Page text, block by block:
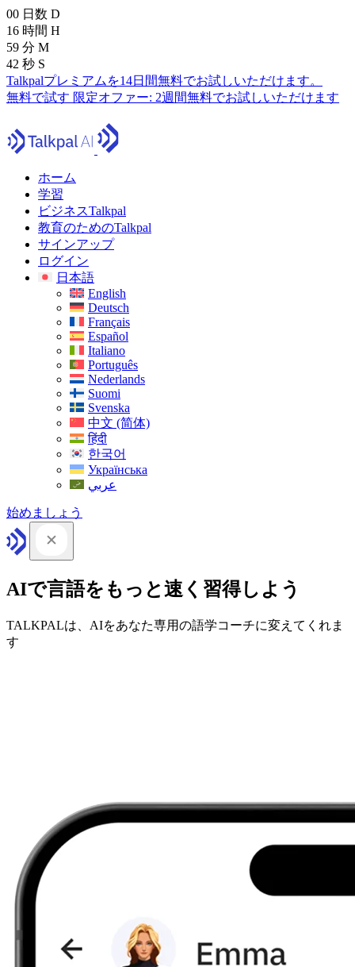
00 日数 D
16 時間 H
59 分 M
40 秒 S
Talkpalプレミアムを14日間無料でお試しいただけます。
無料で試す 限定オファー: 2週間無料でお試しいただけます
ホーム
学習
ビジネスTalkpal
教育のためのTalkpal
サインアップ
ログイン
日本語
English
Deutsch
Français
Español
Italiano
Português
Nederlands
Suomi
Svenska
中文 (简体)
हिंदी
한국어
Українська
عربي
始めましょう
AIで言語をもっと速く習得しよう
TALKPALは、AIをあなた専用の語学コーチに変えてくれま
す